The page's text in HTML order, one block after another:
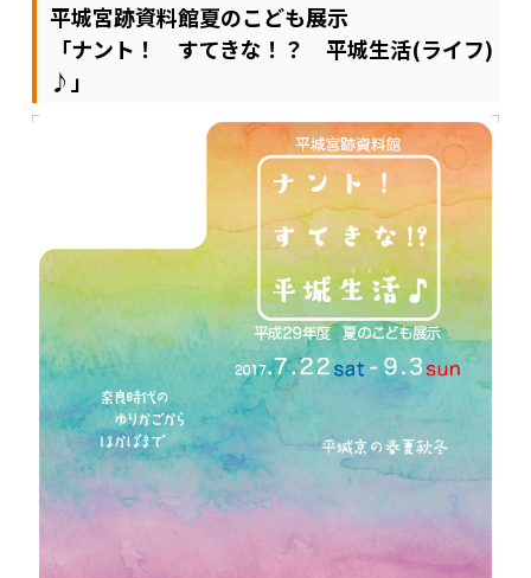
平城宮跡資料館夏のこども展示
「ナント！ すてきな！？ 平城生活(ライフ)
♪」